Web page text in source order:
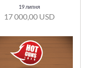
19 липня
17 000,00 USD